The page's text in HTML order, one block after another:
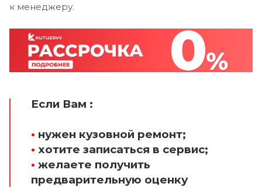
к менеджеру.
Если Вам :
• нужен кузовной ремонт;
• хотите записаться в сервис;
• желаете получить
предварительную оценку